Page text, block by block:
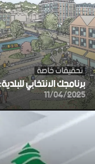
تحقيقات خاصة
برنامجك الانتخابي
11/04/2025